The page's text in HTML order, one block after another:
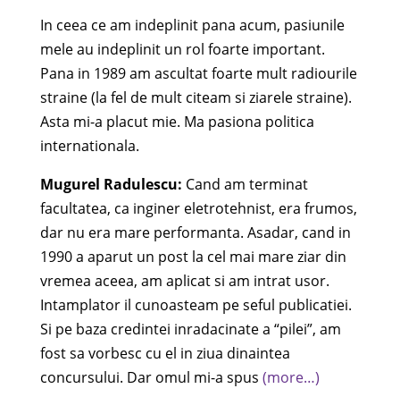
In ceea ce am indeplinit pana acum, pasiunile
mele au indeplinit un rol foarte important.
Pana in 1989 am ascultat foarte mult radiourile
straine (la fel de mult citeam si ziarele straine).
Asta mi-a placut mie. Ma pasiona politica
internationala.
Mugurel Radulescu: Cand am terminat
facultatea, ca inginer eletrotehnist, era frumos,
dar nu era mare performanta. Asadar, cand in
1990 a aparut un post la cel mai mare ziar din
vremea aceea, am aplicat si am intrat usor.
Intamplator il cunoasteam pe seful publicatiei.
Si pe baza credintei inradacinate a “pilei”, am
fost sa vorbesc cu el in ziua dinaintea
concursului. Dar omul mi-a spus (more…)